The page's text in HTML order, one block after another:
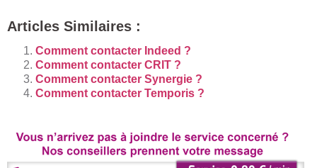
Articles Similaires :
Comment contacter Indeed ?
Comment contacter CRIT ?
Comment contacter Synergie ?
Comment contacter Temporis ?